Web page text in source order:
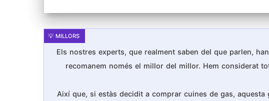
Els nostres experts, que realment saben del que parlen,
recomanem només el millor del millor. Hem considerat
Així que, si estàs decidit a comprar cuines de gas,